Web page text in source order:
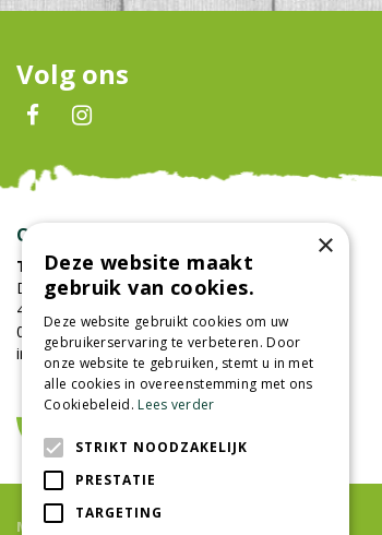
Volg ons
Contact
Tuincentrum Oosterhout
Damweg 7
4905BS Oosterhout
0162-451852
info@tuincentrumoosterhout.nl
Meer informatie
×
Deze website maakt
gebruik van cookies.
Deze website gebruikt cookies om uw
gebruikerservaring te verbeteren. Door
onze website te gebruiken, stemt u in met
alle cookies in overeenstemming met ons
Cookiebeleid.Lees verder
STRIKT NOODZAKELIJK
PRESTATIE
TARGETING